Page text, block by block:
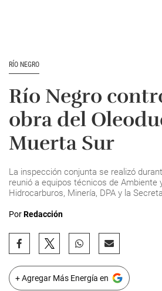
RÍO NEGRO
Río Negro
obra del
Muerta Sur
La inspección conjunta se realizó
reunió a equipos técnicos de Ambiente
Hidrocarburos, Minería, DPA y la
PorRedacción
+ Agregar Más Energía en